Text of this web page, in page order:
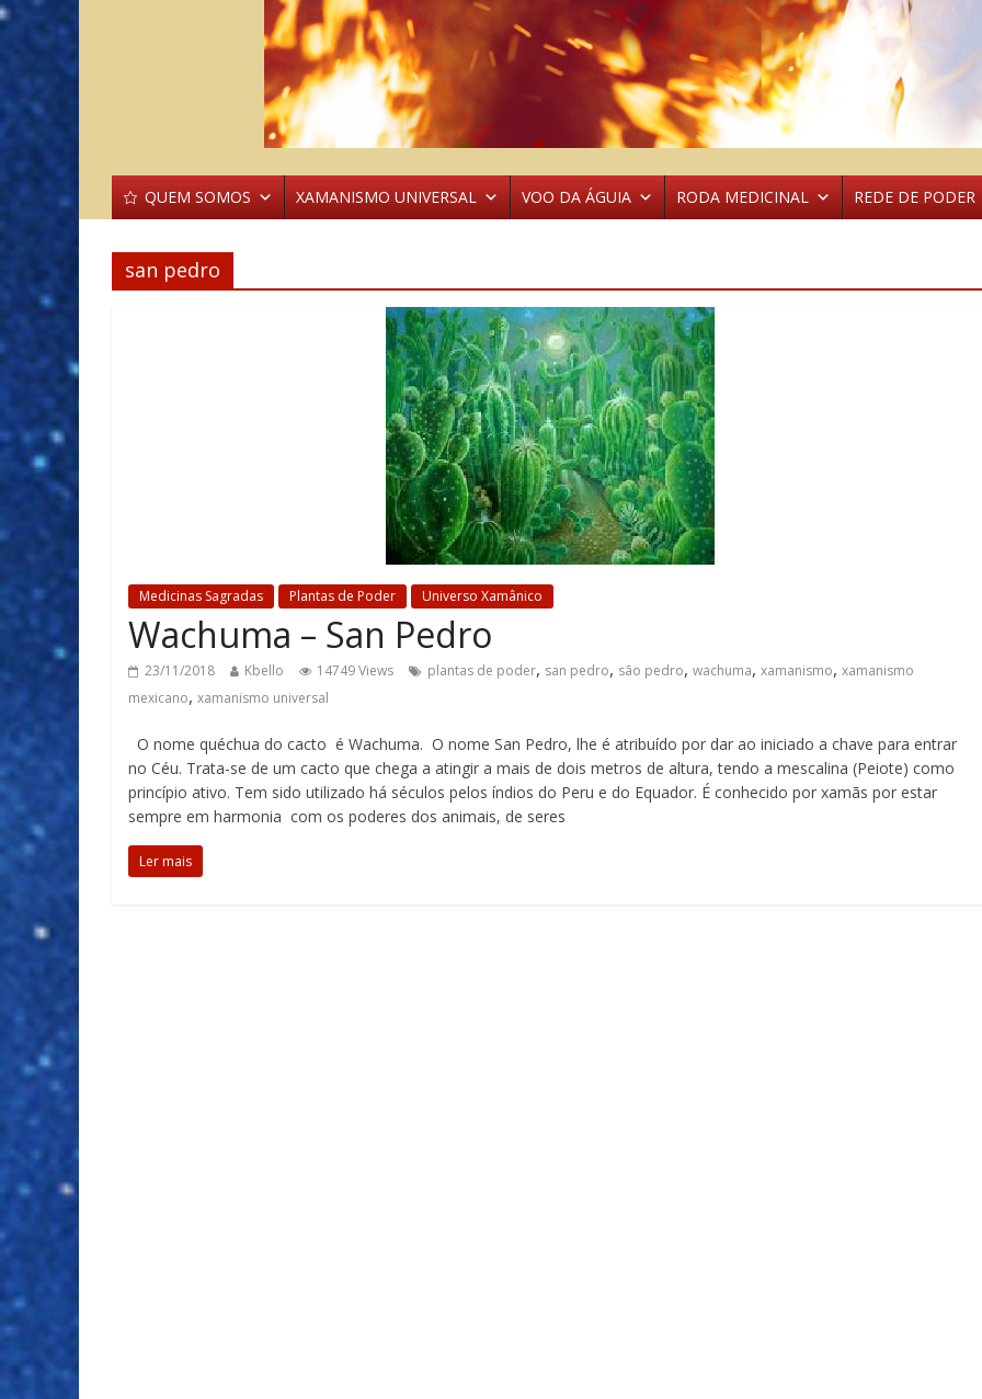
QUEM SOMOS XAMANISMO UNIVERSAL VOO DA ÁGUIA RODA MEDICINAL REDE DE PODER
san pedro
Medicinas Sagradas Plantas de Poder Universo Xamânico
Wachuma – San Pedro
23/11/2018 Kbello 14749 Views plantas de poder, san pedro, são pedro, wachuma, xamanismo, xamanismo
mexicano, xamanismo universal
O nome quéchua do cacto é Wachuma. O nome San Pedro, lhe é atribuído por dar ao iniciado a chave para entrar
no Céu. Trata-se de um cacto que chega a atingir a mais de dois metros de altura, tendo a mescalina (Peiote) como
princípio ativo. Tem sido utilizado há séculos pelos índios do Peru e do Equador. É conhecido por xamãs por estar
sempre em harmonia com os poderes dos animais, de seres
Ler mais